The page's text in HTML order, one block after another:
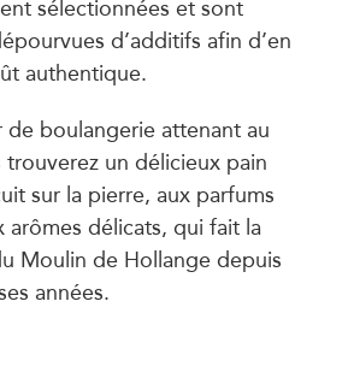
sélectionnées et sont
d’additifs afin d’en
authentique.
de boulangerie attenant au
un délicieux pain
sur la pierre, aux parfums
arômes délicats, qui fait la
Moulin de Hollange depuis
années.